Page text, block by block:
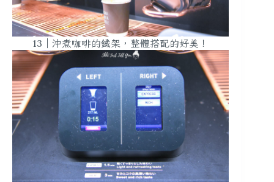
13｜沖煮咖啡的鐵架，整體搭配的好美！